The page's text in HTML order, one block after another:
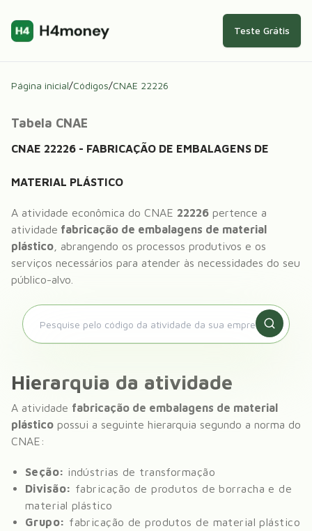
Teste Grátis
Página inicial/Códigos/CNAE 22226
Tabela CNAE
CNAE 22226 - FABRICAÇÃO DE EMBALAGENS DE
MATERIAL PLÁSTICO
A atividade econômica do CNAE 22226 pertence a
atividade fabricação de embalagens de material
plástico , abrangendo os processos produtivos e os
serviços necessários para atender às necessidades do seu
público-alvo.
Hierarquia da atividade
A atividade fabricação de embalagens de material
plástico possui a seguinte hierarquia segundo a norma do
CNAE:
Seção: indústrias de transformação
Divisão: fabricação de produtos de borracha e de
material plástico
Grupo: fabricação de produtos de material plástico